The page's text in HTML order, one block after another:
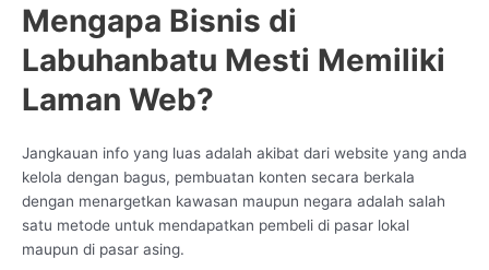
Mengapa Bisnis di
Labuhanbatu Mesti Memiliki
Laman Web?
Jangkauan info yang luas adalah akibat dari website yang anda
kelola dengan bagus, pembuatan konten secara berkala
dengan menargetkan kawasan maupun negara adalah salah
satu metode untuk mendapatkan pembeli di pasar lokal
maupun di pasar asing.